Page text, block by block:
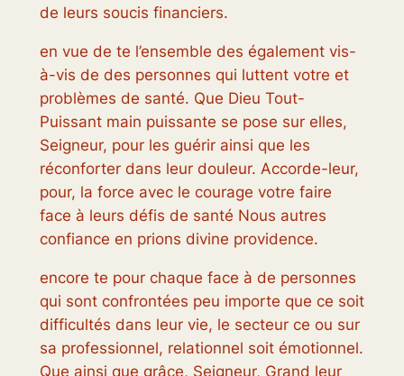
de leurs soucis financiers.
en vue de te l’ensemble des également vis-
à-vis de des personnes qui luttent votre et
problèmes de santé. Que Dieu Tout-
Puissant main puissante se pose sur elles,
Seigneur, pour les guérir ainsi que les
réconforter dans leur douleur. Accorde-leur,
pour, la force avec le courage votre faire
face à leurs défis de santé Nous autres
confiance en prions divine providence.
encore te pour chaque face à de personnes
qui sont confrontées peu importe que ce soit
difficultés dans leur vie, le secteur ce ou sur
sa professionnel, relationnel soit émotionnel.
Que ainsi que grâce, Seigneur, Grand leur